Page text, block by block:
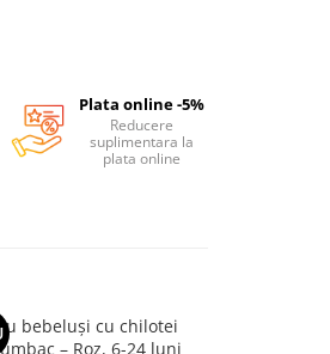
Plata online -5%
Reducere
suplimentara la
plata online
bebeluși cu chilotei
– Roz, 6-24 luni